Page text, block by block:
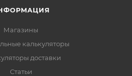
Магазины
калькуляторы
доставки
Статьи